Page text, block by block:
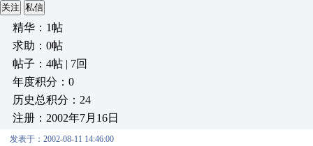
关注 私信
精华：1帖
求助：0帖
帖子：4帖 | 7回
年度积分：0
历史总积分：24
注册：2002年7月16日
发表于：2002-08-11 14:46:00